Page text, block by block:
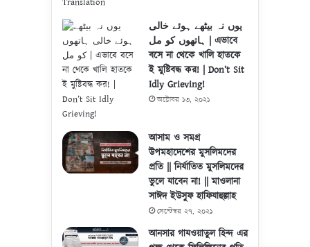
یوں نہ بیٹھے ہوئے خالی
ہاتھوں کو مل | এভাবে
বসে না থেকে খালি হাতকে
ই মুষ্টিবদ্ধ কর! | Don’t Sit
Idly Grieving!
অক্টোবর ১৩, ২০২১
আসাম ও সমগ্র
উপমহাদেশের মুসলিমদের
প্রতি || নির্যাতিত মুসলিমদের
ভুলে যাবেন না! || মাওলানা
সাঈদ ইউসুফ হাফিযাহুল্লাহ
সেপ্টেম্বর ২৭, ২০২১
আনসার গাযওয়াতুল হিন্দ এর